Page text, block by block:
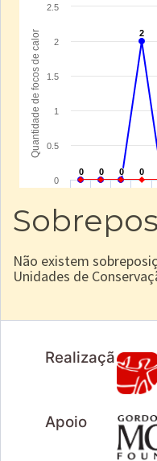
Não existem
Unidades de